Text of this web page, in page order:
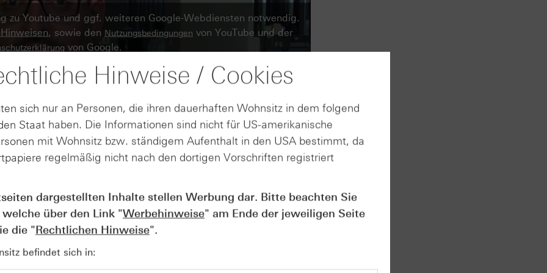
zu Youtube und ggf. weiteren Google-Webdiensten notwendig.
, sowie den Nutzungsbedingungen von YouTube und der
von Google.
zu Youtube erlauben.Hinweise / Cookies
sich nur an Personen, die ihren dauerhaften Wohnsitz in dem folgend
Staat haben. Die Informationen sind nicht für US-amerikanische
mit Wohnsitz bzw. ständigem Aufenthalt in den USA bestimmt, da
regelmäßig nicht nach den dortigen Vorschriften registriert
dargestellten Inhalte stellen Werbung dar. Bitte beachten Sie
über den Link "Werbehinweise" am Ende der jeweiligen Seite
die "Rechtlichen Hinweise".
befindet sich in: